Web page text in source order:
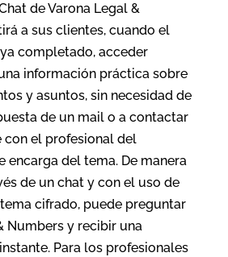
de Varona Legal &
a sus clientes, cuando el
completado, acceder
información práctica sobre
y asuntos, sin necesidad de
de un mail o a contactar
el profesional del
encarga del tema. De manera
de un chat y con el uso de
cifrado, puede preguntar
Numbers y recibir una
Para los profesionales